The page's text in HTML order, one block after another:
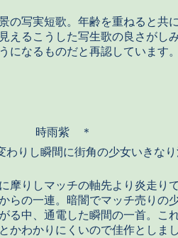
の写実短歌。年齢を重ねると共
えるこうした写生歌の良さがし
になるものだと再認しています
時雨紫 ＊
わりし瞬間に街角の少女いきな
に摩りしマッチの軸先より炎走り
らの一連。暗闇でマッチ売りの
る中、通電した瞬間の一首。こ
かわかりにくいので佳作としま